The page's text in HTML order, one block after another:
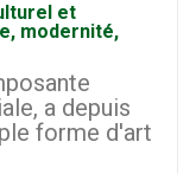
et
modernité,
a depuis
forme d'art